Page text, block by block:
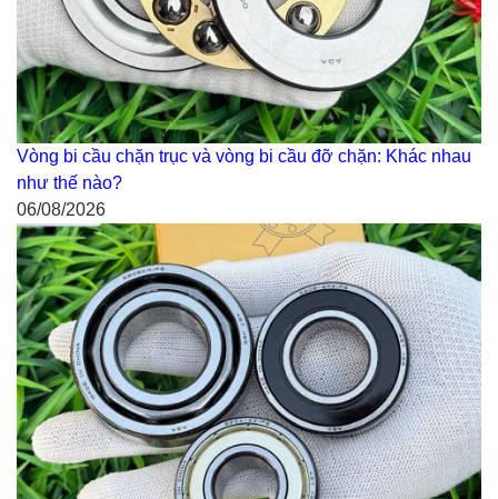
Vòng bi cầu chặn trục và vòng bi cầu đỡ chặn: Khác nhau
như thế nào?
06/08/2026